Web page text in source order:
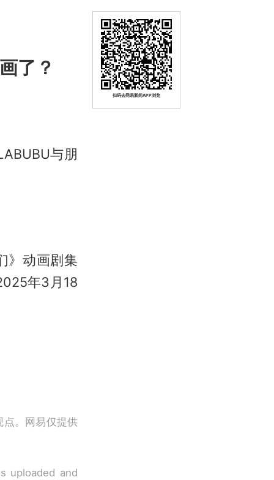
了？
与朋
》动画剧集
年3月18
点。网易仅提供
uploaded and
扫码去网易新闻APP浏览